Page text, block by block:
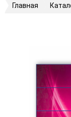
Главная